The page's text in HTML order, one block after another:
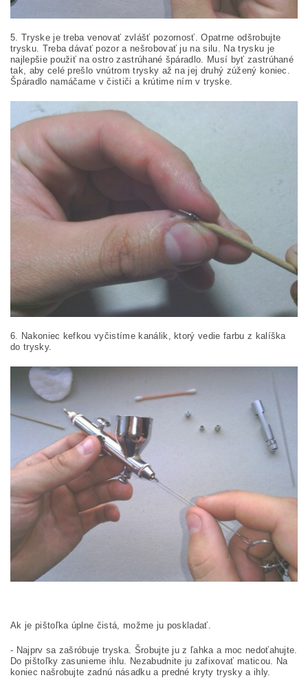
5. Tryske je treba venovať zvlášť pozornosť. Opatrne odšrobujte
trysku. Treba dávať pozor a nešrobovať ju na silu. Na trysku je
najlepšie použiť na ostro zastrúhané špáradlo. Musí byť zastrúhané
tak, aby celé prešlo vnútrom trysky až na jej druhý zúžený koniec.
Špáradlo namáčame v čističi a krútime ním v tryske.
6. Nakoniec kefkou vyčistíme kanálik, ktorý vedie farbu z kalíška
do trysky.
Ak je pištoľka úplne čistá, možme ju poskladať.
- Najprv sa zašróbuje tryska. Šrobujte ju z ľahka a moc nedoťahujte.
Do pištoľky zasunieme ihlu. Nezabudnite ju zafixovať maticou. Na
koniec našrobujte zadnú násadku a predné kryty trysky a ihly.